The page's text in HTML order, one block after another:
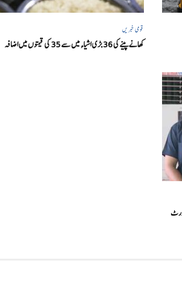
قومی خبریں
کھانے پینے کی 36 بڑی اشیاء میں سے 35 کی قیمتوں میں اضافہ